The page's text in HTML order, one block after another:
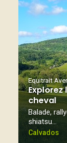
Equitrait
Explorez
cheval
Balade,
shiatsu…
Calvados